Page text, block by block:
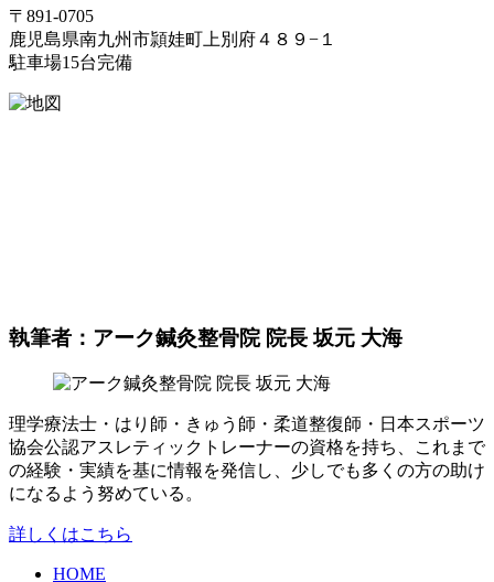
〒891-0705
鹿児島県南九州市頴娃町上別府４８９−１
駐車場15台完備
執筆者：アーク鍼灸整骨院 院長 坂元 大海
理学療法士・はり師・きゅう師・柔道整復師・日本スポーツ
協会公認アスレティックトレーナーの資格を持ち、これまで
の経験・実績を基に情報を発信し、少しでも多くの方の助け
になるよう努めている。
詳しくはこちら
HOME